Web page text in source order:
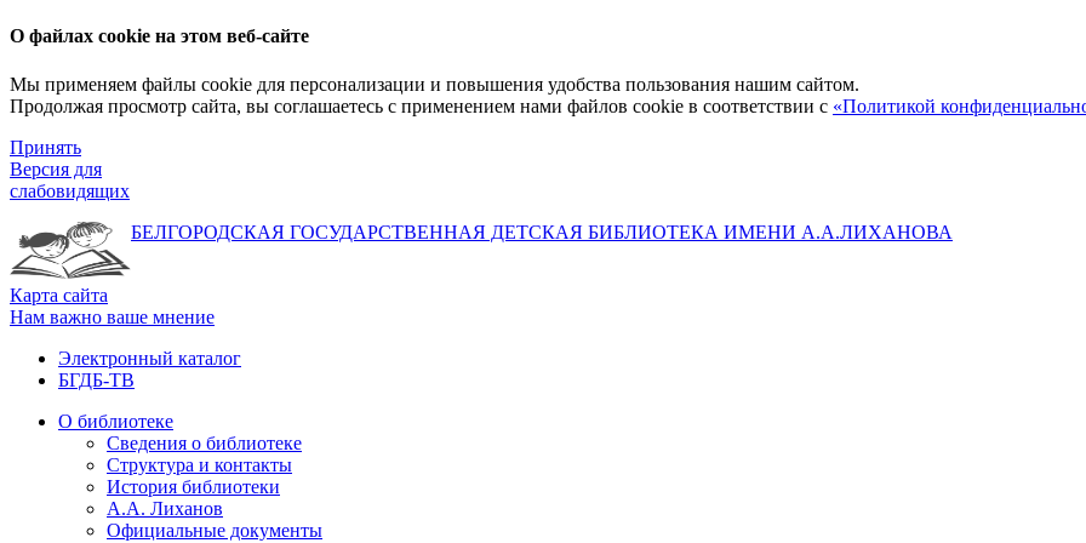
О файлах cookie на этом веб-сайте
Мы применяем файлы cookie для персонализации и повышения удобства пользования нашим сайтом.
Продолжая просмотр сайта, вы соглашаетесь с применением нами файлов cookie в соответствии с «Политикой
Принять
Версия для
слабовидящих
БЕЛГОРОДСКАЯ ГОСУДАРСТВЕННАЯ ДЕТСКАЯ БИБЛИОТЕКА ИМЕНИ А.А.ЛИХАНОВА
Карта сайта
Нам важно ваше мнение
Электронный каталог
БГДБ-ТВ
О библиотеке
Сведения о библиотеке
Структура и контакты
История библиотеки
А.А. Лиханов
Официальные документы